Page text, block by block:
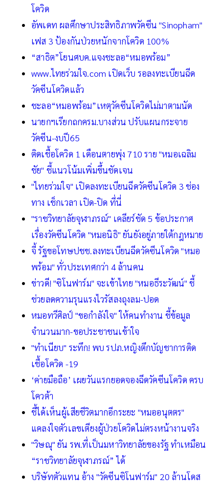
โควิด
อัพเดท ผลศึกษาประสิทธิภาพวัคซีน "Sinopham"
เฟส 3 ป้องกันป่วยหนักจากโควิด 100%
“สาธิต”โยนศบค.แจงชะลอ“หมอพร้อม”
www.ไทยร่วมใจ.com เปิดเว็บ รอลงทะเบียนฉีด
วัคซีนโควิดแล้ว
ชะลอ“หมอพร้อม”เหตุวัคซีนโควิดไม่มาตามนัด
นายกฯเรียกถกครม.บางส่วน ปรับแผนกระจาย
วัคซีน-งบปี65
ติดเชื้อโควิด 1 เดือนตายพุ่ง 710 ราย "หมอเฉลิม
ชัย" ชี้แนวโน้มเพิ่มขึ้นชัดเจน
"ไทยร่วมใจ" เปิดลงทะเบียนฉีดวัคซีนโควิด 3 ช่อง
ทาง เช็กเวลา เปิด-ปิด ที่นี่
"ราชวิทยาลัยจุฬาภรณ์" เคลียร์ชัด 5 ข้อประกาศ
เรื่องวัคซีนโควิด "หมอนิธิ" ยันยังอยู่ภายใต้กฎหมาย
จี้ รัฐขอโทษปชช.ลงทะเบียนฉีดวัคซีนโควิด "หมอ
พร้อม" ทั่วประเทศกว่า 4 ล้านคน
ข่าวดี! "ซิโนฟาร์ม" จะเข้าไทย "หมอธีระวัฒน์" ชี้
ช่วยลดความรุนแรงไวรัสลงถุงลม-ปอด
หมอทวีศิลป์ "ขอกำลังใจ" ให้คนทำงาน ชี้ข้อมูล
จำนวนมาก-ขอประชาชนเข้าใจ
"ทำเนียบ" ระทึก! พบ รปภ.หญิงตึกบัญชาการติด
เชื้อโควิด -19
‘ค่ายมือถือ’ เผยวันแรกยอดจองฉีดวัคซีนโควิด ครบ
โควต้า
ชี้ได้เห็นผู้เสียชีวิตมากอีกระยะ "หมออนุตตร"
แคลงใจตัวเลขเตียงผู้ป่วยโควิดไม่ตรงหน้างานจริง
"วิษณุ" ยัน รพ.ที่เป็นมหาวิทยาลัยของรัฐ ทำเหมือน
“ราชวิทยาลัยจุฬาภรณ์” ได้
บริษัทตัวแทน อ้าง "วัคซีนซิโนฟาร์ม" 20 ล้านโดส